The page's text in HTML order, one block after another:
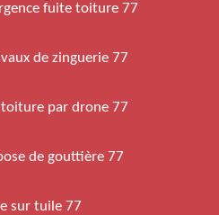
fuite toiture 77
de zinguerie 77
par drone 77
de gouttière 77
sur tuile 77